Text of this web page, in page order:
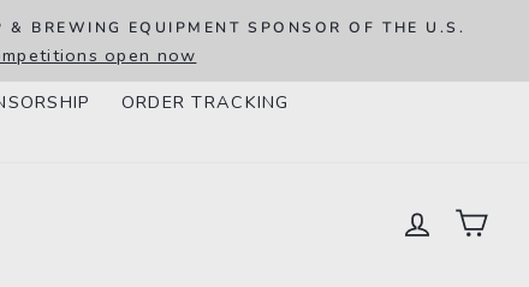
BREWING EQUIPMENT SPONSOR OF THE U.S.
open now
ORDER TRACKING
INGRESAR